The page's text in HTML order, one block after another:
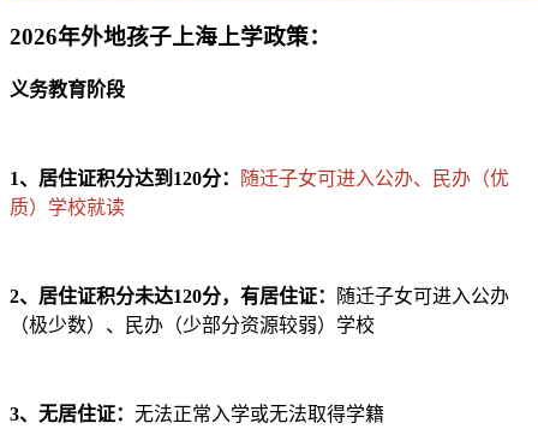
2026年外地孩子上海上学政策：
义务教育阶段
1、居住证积分达到120分：
随迁子女可进入公办、民办（优
质）学校就读
2、居住证积分未达120分，有居住证：
随迁子女可进入公办
（极少数）、民办（少部分资源较弱）学校
3、无居住证： 无法正常入学或无法取得学籍